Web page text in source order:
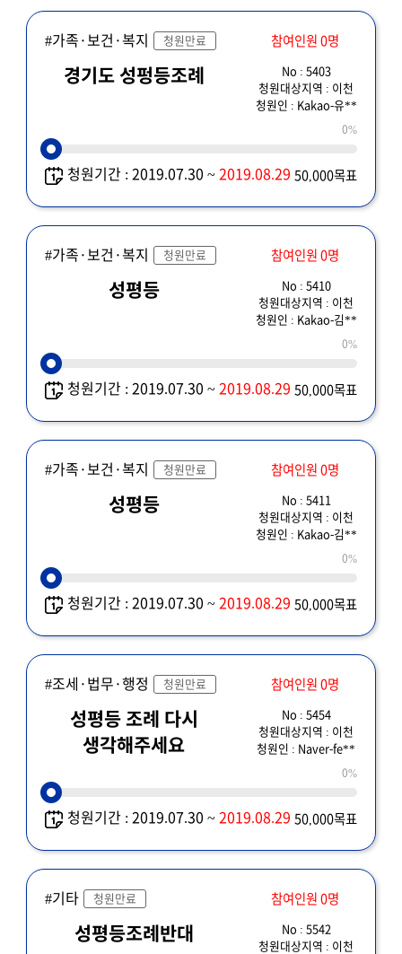
#가족·보건·복지 청원만료 참여인원 0명
경기도 성펑등조례
No : 5403
청원대상지역 : 이천
청원인 : Kakao-유**
0%
청원기간 : 2019.07.30 ~2019.08.29 50,000목표
#가족·보건·복지 청원만료 참여인원 0명
성평등
No : 5410
청원대상지역 : 이천
청원인 : Kakao-김**
0%
청원기간 : 2019.07.30 ~2019.08.29 50,000목표
#가족·보건·복지 청원만료 참여인원 0명
성평등
No : 5411
청원대상지역 : 이천
청원인 : Kakao-김**
0%
청원기간 : 2019.07.30 ~2019.08.29 50,000목표
#조세·법무·행정 청원만료 참여인원 0명
성평등 조례 다시
생각해주세요
No : 5454
청원대상지역 : 이천
청원인 : Naver-fe**
0%
청원기간 : 2019.07.30 ~2019.08.29 50,000목표
#기타 청원만료 참여인원 0명
성평등조례반대
No : 5542
청원대상지역 : 이천